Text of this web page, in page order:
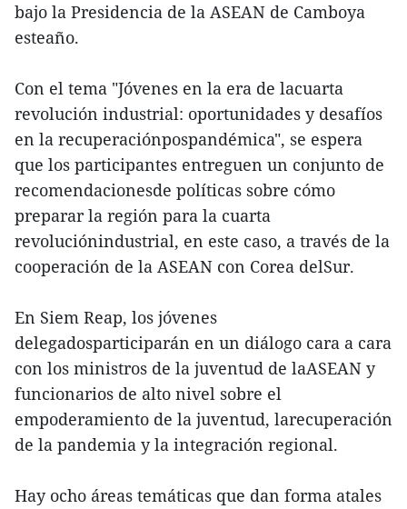
bajo la Presidencia de la ASEAN de Camboya
esteaño.
Con el tema "Jóvenes en la era de lacuarta
revolución industrial: oportunidades y desafíos
en la recuperaciónpospandémica", se espera
que los participantes entreguen un conjunto de
recomendacionesde políticas sobre cómo
preparar la región para la cuarta
revoluciónindustrial, en este caso, a través de la
cooperación de la ASEAN con Corea delSur.
En Siem Reap, los jóvenes
delegadosparticiparán en un diálogo cara a cara
con los ministros de la juventud de laASEAN y
funcionarios de alto nivel sobre el
empoderamiento de la juventud, larecuperación
de la pandemia y la integración regional.
Hay ocho áreas temáticas que dan forma atales